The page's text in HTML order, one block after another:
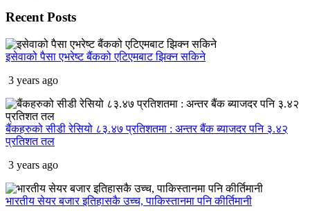
Recent Posts
इसेवाको पैसा एभरेष्ट बैंकको एटिएमबाट झिक्न सकिने
3 years ago
बैंकहरुको सीडी रेसियो ८३.४७ प्रतिशतमा : अन्तर बैंक ब्याजदर पनि ३.४२
प्रतिशत तल
3 years ago
भारतीय सेयर बजार इतिहासकै उच्च, पाकिस्तानमा पनि कीर्तिमानी